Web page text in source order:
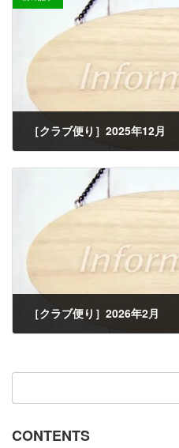
［クラブ便り］2025年12月
［クラブ便り］2026年2月
CONTENTS